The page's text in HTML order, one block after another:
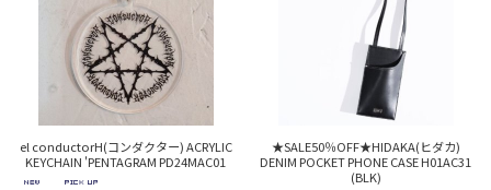
el conductorH(コンダクター) ACRYLIC
KEYCHAIN 'PENTAGRAM PD24MAC01
★SALE50％OFF★HIDAKA(ヒダカ)
DENIM POCKET PHONE CASE H01AC31
(BLK)